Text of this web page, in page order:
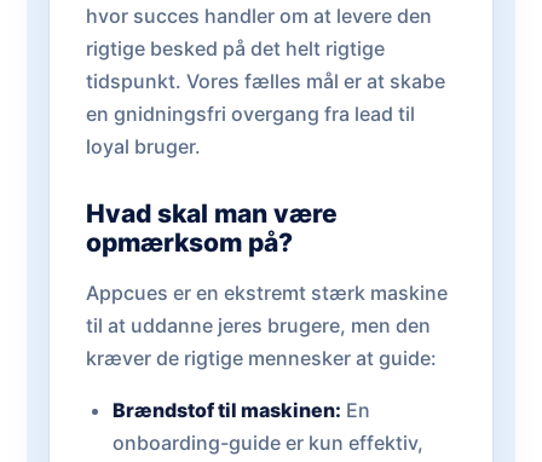
hvor succes handler om at levere den
rigtige besked på det helt rigtige
tidspunkt. Vores fælles mål er at skabe
en gnidningsfri overgang fra lead til
loyal bruger.
Hvad skal man være
opmærksom på?
Appcues er en ekstremt stærk maskine
til at uddanne jeres brugere, men den
kræver de rigtige mennesker at guide:
Brændstof til maskinen: En
onboarding-guide er kun effektiv,